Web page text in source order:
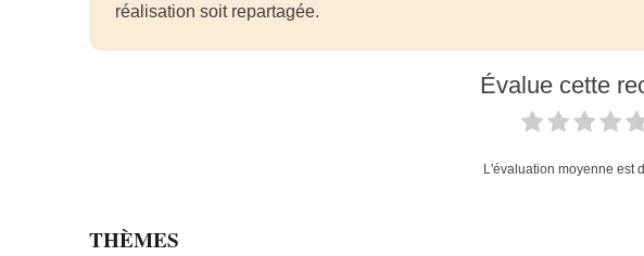
réalisation soit repartagée.
Évalue cette
L'évaluation moyenne est
THÈMES